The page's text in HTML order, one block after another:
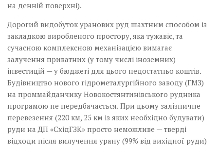
на денній поверхні).
Дорогий видобуток уранових руд шахтним способом із
закладкою виробленого простору, яка тужавіє, та
сучасною комплексною механізацією вимагає
залучення приватних (у тому числі іноземних)
інвестицій — у бюджеті для цього недостатньо коштів.
Будівництво нового гідрометалургійного заводу (ГМЗ)
на проммайданчику Новокостянтинівського рудника
програмою не передбачається. При цьому залізничне
перевезення (220 км, 25 км із яких необхідно будувати)
руди на ДП «СхідГЗК» просто неможливе — тверді
відходи після вилучення урану (99% від вихідної руди)